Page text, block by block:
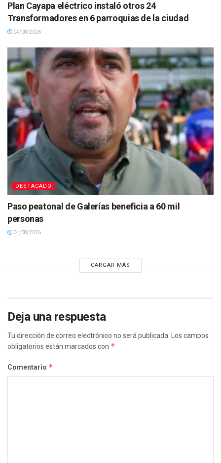
Plan Cayapa eléctrico instaló otros 24
Transformadores en 6 parroquias de la ciudad
04/08/2026
DESTACADO
Paso peatonal de Galerías beneficia a 60 mil
personas
04/08/2026
CARGAR MÁS
Deja una respuesta
Tu dirección de correo electrónico no será publicada.
Los campos
obligatorios están marcados con *
Comentario *